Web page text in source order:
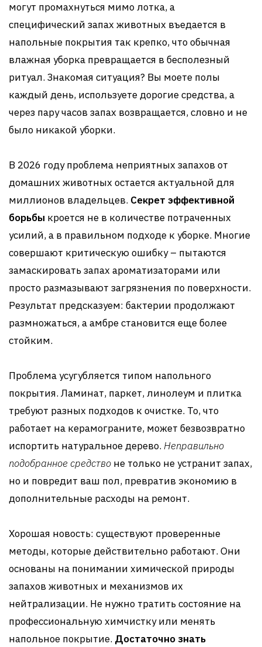
могут промахнуться мимо лотка, а
специфический запах животных въедается в
напольные покрытия так крепко, что обычная
влажная уборка превращается в бесполезный
ритуал. Знакомая ситуация? Вы моете полы
каждый день, используете дорогие средства, а
через пару часов запах возвращается, словно и не
было никакой уборки.
В 2026 году проблема неприятных запахов от
домашних животных остается актуальной для
миллионов владельцев. Секрет эффективной
борьбы кроется не в количестве потраченных
усилий, а в правильном подходе к уборке. Многие
совершают критическую ошибку – пытаются
замаскировать запах ароматизаторами или
просто размазывают загрязнения по поверхности.
Результат предсказуем: бактерии продолжают
размножаться, а амбре становится еще более
стойким.
Проблема усугубляется типом напольного
покрытия. Ламинат, паркет, линолеум и плитка
требуют разных подходов к очистке. То, что
работает на керамограните, может безвозвратно
испортить натуральное дерево. Неправильно
подобранное средство не только не устранит запах,
но и повредит ваш пол, превратив экономию в
дополнительные расходы на ремонт.
Хорошая новость: существуют проверенные
методы, которые действительно работают. Они
основаны на понимании химической природы
запахов животных и механизмов их
нейтрализации. Не нужно тратить состояние на
профессиональную химчистку или менять
напольное покрытие. Достаточно знать